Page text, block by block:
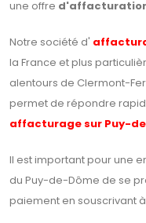
une offre
Notre société d'
la France et plus
alentours de Clermont-
permet de répondre
affacturage sur Puy-
Il est important pour une
du Puy-de-Dôme de se
paiement en souscrivant